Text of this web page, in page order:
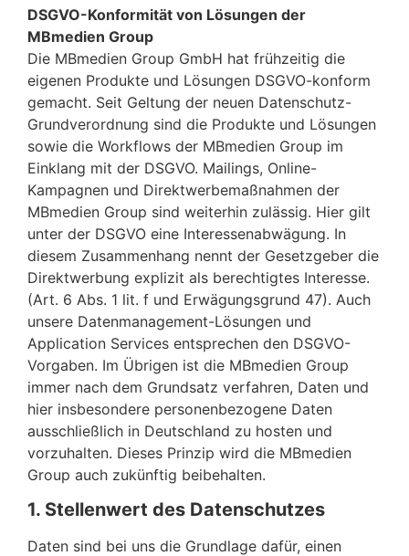
DSGVO-Konformität von Lösungen der
MBmedien Group
Die MBmedien Group GmbH hat frühzeitig die
eigenen Produkte und Lösungen DSGVO-konform
gemacht. Seit Geltung der neuen Datenschutz-
Grundverordnung sind die Produkte und Lösungen
sowie die Workflows der MBmedien Group im
Einklang mit der DSGVO. Mailings, Online-
Kampagnen und Direktwerbemaßnahmen der
MBmedien Group sind weiterhin zulässig. Hier gilt
unter der DSGVO eine Interessenabwägung. In
diesem Zusammenhang nennt der Gesetzgeber die
Direktwerbung explizit als berechtigtes Interesse.
(Art. 6 Abs. 1 lit. f und Erwägungsgrund 47). Auch
unsere Datenmanagement-Lösungen und
Application Services entsprechen den DSGVO-
Vorgaben. Im Übrigen ist die MBmedien Group
immer nach dem Grundsatz verfahren, Daten und
hier insbesondere personenbezogene Daten
ausschließlich in Deutschland zu hosten und
vorzuhalten. Dieses Prinzip wird die MBmedien
Group auch zukünftig beibehalten.
1. Stellenwert des Datenschutzes
Daten sind bei uns die Grundlage dafür, einen